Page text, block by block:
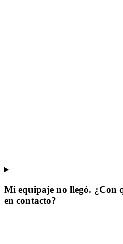
Mi equipaje no llegó. ¿Con
en contacto?